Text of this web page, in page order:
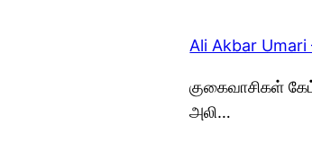
Ali Akbar
குகைவாசிகள்
அலி…